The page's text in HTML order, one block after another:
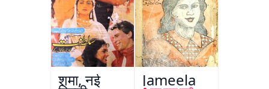
शमा, नई Jameela